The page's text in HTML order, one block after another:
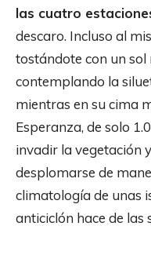
las cuatro
descaro. Incluso al
tostándote con un
contemplando la
mientras en su cima
Esperanza, de solo
invadir la vegetación
desplomarse de
climatología de unas
anticiclón hace de las